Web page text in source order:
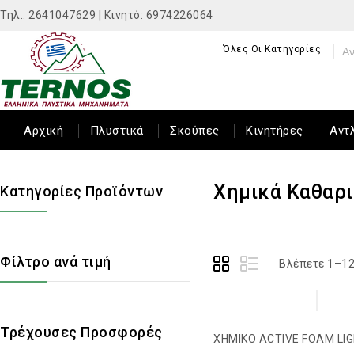
Τηλ.: 2641047629 | Κινητό: 6974226064
Όλες Οι Κατηγορίες
Αρχική Πλυστικά Σκούπες Κινητήρες
Χημικά
Βλέπετε
ΧΗΜΙΚΟ ACTIVE FOAM
Κατηγορίες Προϊόντων
Φίλτρο ανά τιμή
Τρέχουσες Προσφορές